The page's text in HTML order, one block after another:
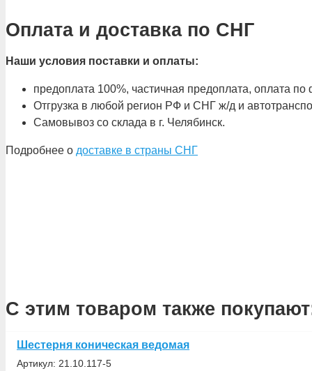
Оплата и доставка по СНГ
Наши условия поставки и оплаты:
предоплата 100%, частичная предоплата, оплата
Отгрузка в любой регион РФ и СНГ ж/д и
Самовывоз со склада в г. Челябинск.
Подробнее о доставке в страны СНГ
С этим товаром также
Шестерня коническая ведомая
Артикул: 21.10.117-5